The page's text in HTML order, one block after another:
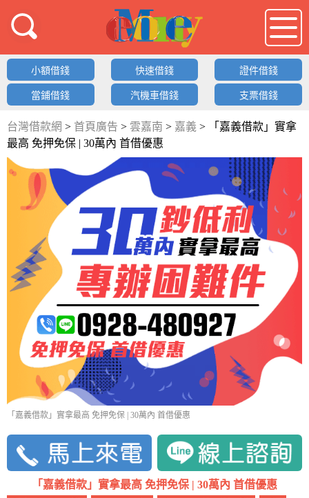
借錢LOGO
小額借錢 快速借錢 證件借錢
當鋪借錢 汽機車借錢 支票借錢
台灣借款網 > 首頁廣告 > 雲嘉南 > 嘉義 >
「嘉義借款」實拿
最高 免押免保 | 30萬內 首借優惠
「嘉義借款」實拿最高 免押免保 | 30萬內 首借優惠
「嘉義借款」實拿最高 免押免保 | 30萬內 首借優惠